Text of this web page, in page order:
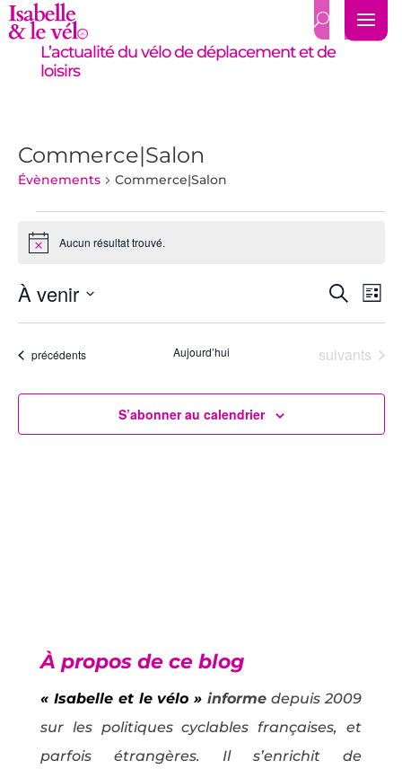
L’actualité du vélo de déplacement et de
loisirs
Commerce|Salon
Évènements Commerce|Salon
Évènements
Notice Aucun résultat trouvé.
et
de
de
Liste
À venir
date.
Évènements
précédents Aujourd’hui Évènements
suivants
S’abonner au calendrier
À propos de ce blog
« Isabelle et le vélo » informe depuis 2009
sur les politiques cyclables françaises, et
parfois étrangères. Il s’enrichit de